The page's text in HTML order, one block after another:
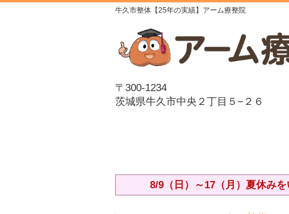
牛久市整体【25年の実績】アーム療整院
〒300-1234
茨城県牛久市中央２丁目５−２６
8/9（日）～17（月）夏休み